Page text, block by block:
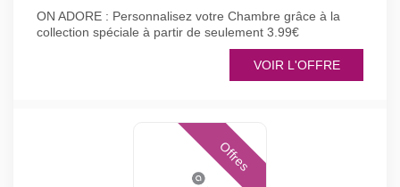
ON ADORE : Personnalisez votre Chambre grâce à la
collection spéciale à partir de seulement 3.99€
VOIR L'OFFRE
Offres